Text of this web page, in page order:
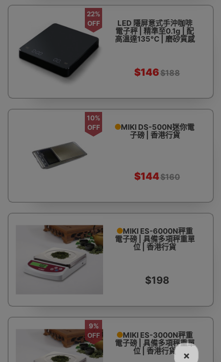
22%
OFF
LED 隱屏意式手沖咖啡
電子秤 | 精準至0.1g | 配
高溫達135°C | 磨砂質感
$146$188
10%
OFF
MIKI DS-500N迷你電
子磅 | 香港行貨
$144$160
MIKI ES-6000N秤重
電子磅 | 具備多項秤重單
位 | 香港行貨
$198
9%
OFF
MIKI ES-3000N秤重
電子磅 | 具備多項秤重單
位 | 香港行貨
×